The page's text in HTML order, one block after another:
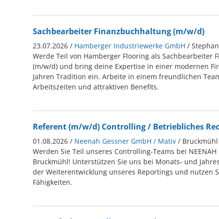
Sachbearbeiter Finanzbuchhaltung (m/w/d)
23.07.2026 / Hamberger Industriewerke GmbH /
Werde Teil von Hamberger Flooring als Sachbearbeiter
(m/w/d) und bring deine Expertise in einer modernen
Jahren Tradition ein. Arbeite in einem freundlichen
Arbeitszeiten und attraktiven Benefits.
Referent (m/w/d) Controlling / Betriebliches
01.08.2026 / Neenah Gessner GmbH / Mativ / Bruckmühl
Werden Sie Teil unseres Controlling-Teams bei NEENAH
Bruckmühl! Unterstützen Sie uns bei Monats- und
der Weiterentwicklung unseres Reportings und nutzen
Fähigkeiten.